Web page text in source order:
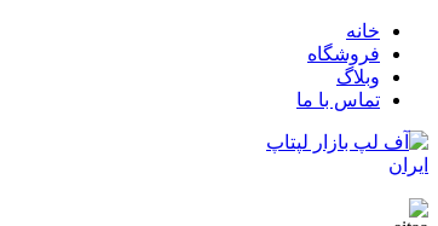
خانه
فروشگاه
وبلاگ
تماس با ما